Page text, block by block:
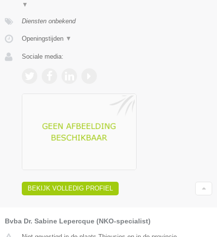
▼
Diensten onbekend
Openingstijden ▼
Sociale media:
BEKIJK VOLLEDIG PROFIEL
Bvba Dr. Sabine Lepercque (NKO-specialist)